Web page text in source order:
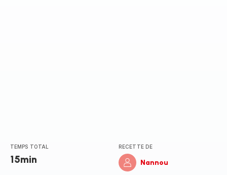
TEMPS TOTAL
15min
RECETTE DE
Nannou